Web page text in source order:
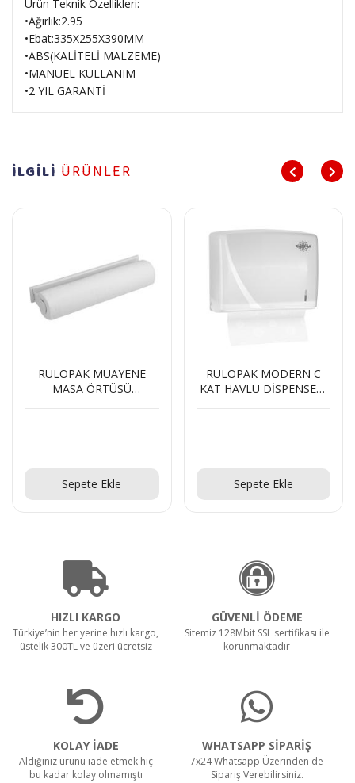
Ürün Teknik Özellikleri:
•Ağırlık:2.95
•Ebat:335X255X390MM
•ABS(KALİTELİ MALZEME)
•MANUEL KULLANIM
•2 YIL GARANTİ
İLGİLİ ÜRÜNLER
RULOPAK MUAYENE
MASA ÖRTÜSÜ
Sepete Ekle
RULOPAK MODERN C
KAT HAVLU DİSPENSERİ
Sepete Ekle
HIZLI KARGO
Türkiye’nin her yerine hızlı kargo,
üstelik 300TL ve üzeri ücretsiz
GÜVENLİ ÖDEME
Sitemiz 128Mbit SSL sertifikası ile
korunmaktadır
KOLAY İADE
Aldığınız ürünü iade etmek hiç
bu kadar kolay olmamıştı
WHATSAPP SİPARİŞ
7x24 Whatsapp Üzerinden de
Sipariş Verebilirsiniz.